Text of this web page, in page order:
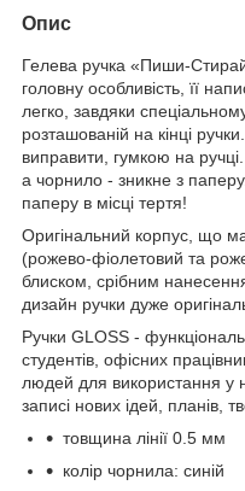
Опис
Гелева ручка «Пиши-
головну особливість, її
легко, завдяки
розташованій на кінці
виправити, гумкою на ручці.
а чорнило - зникне з
паперу в місці тертя!
Оригінальний корпус, що
(рожево-фіолетовий та
блиском, срібним
дизайн ручки дуже
Ручки GLOSS -
студентів, офісних
людей для використання у
записі нових ідей, планів,
товщина лінії 0.5 мм
колір чорнила: синій